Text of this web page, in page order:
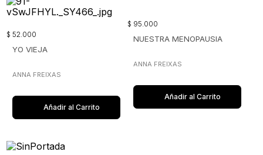
$ 52.000
YO VIEJA
ANNA FREIXAS
Añadir al Carrito
$ 95.000
NUESTRA MENOPAUSIA
ANNA FREIXAS
Añadir al Carrito